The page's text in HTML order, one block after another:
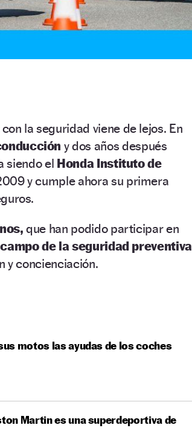
la seguridad viene de lejos. En
y dos años después
siendo el Honda Instituto de
y cumple ahora su primera
que han podido participar en
de la seguridad
y concienciación.
motos las ayudas de los coches
Martin es una superdeportiva de